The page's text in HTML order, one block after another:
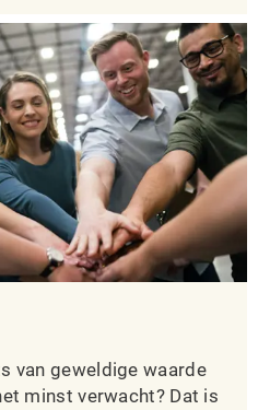
van geweldige waarde
minst verwacht? Dat is